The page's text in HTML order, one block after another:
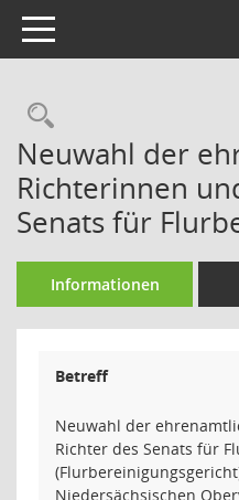
Toggle navigation
Neuwahl der
Richterinnen
Senats für
Informationen
Betreff
Neuwahl der
Richter des Senats für
Niedersächsischen